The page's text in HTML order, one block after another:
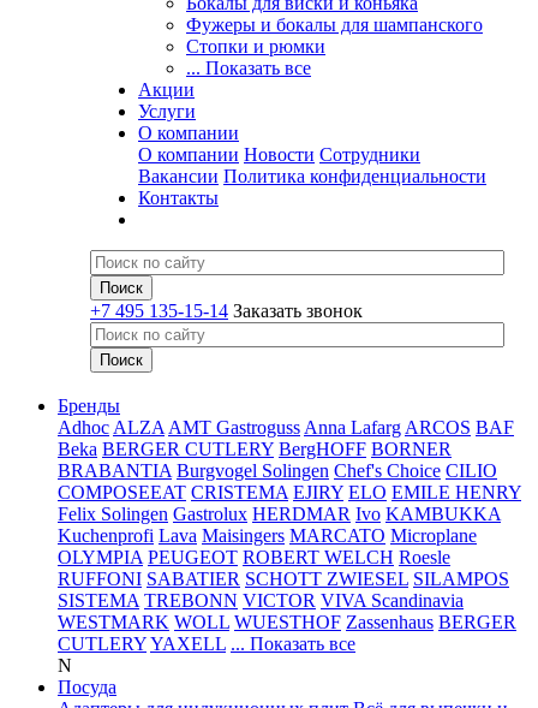
Фужеры и бокалы для шампанского
Стопки и рюмки
... Показать все
Акции
Услуги
О компании
О компании Новости Сотрудники
Вакансии Политика конфиденциальности
Контакты
+7 495 135-15-14 Заказать звонок
Бренды
Adhoc ALZA AMT Gastroguss Anna Lafarg ARCOS BAF
Beka BERGER CUTLERY BergHOFF BORNER
BRABANTIA Burgvogel Solingen Chef's Choice CILIO
COMPOSEEAT CRISTEMA EJIRY ELO EMILE HENRY
Felix Solingen Gastrolux HERDMAR Ivo KAMBUKKA
Kuchenprofi Lava Maisingers MARCATO Microplane
OLYMPIA PEUGEOT ROBERT WELCH Roesle
RUFFONI SABATIER SCHOTT ZWIESEL SILAMPOS
SISTEMA TREBONN VICTOR VIVA Scandinavia
WESTMARK WOLL WUESTHOF Zassenhaus BERGER
CUTLERYYAXELL ... Показать все
N
Посуда